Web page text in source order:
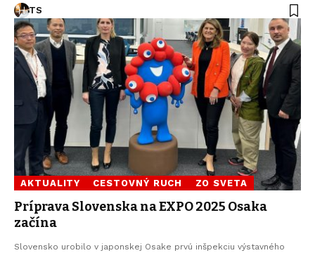
TS
AKTUALITY CESTOVNÝ RUCH ZO SVETA
Príprava Slovenska na EXPO 2025 Osaka
začína
Slovensko urobilo v japonskej Osake prvú inšpekciu výstavného